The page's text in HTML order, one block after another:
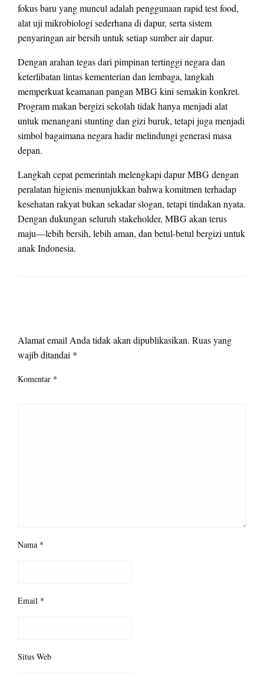
fokus baru yang muncul adalah penggunaan rapid test food,
alat uji mikrobiologi sederhana di dapur, serta sistem
penyaringan air bersih untuk setiap sumber air dapur.
Dengan arahan tegas dari pimpinan tertinggi negara dan
keterlibatan lintas kementerian dan lembaga, langkah
memperkuat keamanan pangan MBG kini semakin konkret.
Program makan bergizi sekolah tidak hanya menjadi alat
untuk menangani stunting dan gizi buruk, tetapi juga menjadi
simbol bagaimana negara hadir melindungi generasi masa
depan.
Langkah cepat pemerintah melengkapi dapur MBG dengan
peralatan higienis menunjukkan bahwa komitmen terhadap
kesehatan rakyat bukan sekadar slogan, tetapi tindakan nyata.
Dengan dukungan seluruh stakeholder, MBG akan terus
maju—lebih bersih, lebih aman, dan betul-betul bergizi untuk
anak Indonesia.
Alamat email Anda tidak akan dipublikasikan. Ruas yang
wajib ditandai *
Komentar *
Nama *
Email *
Situs Web